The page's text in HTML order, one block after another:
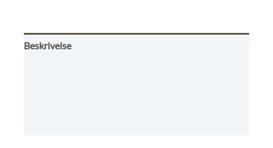
Beskrivelse